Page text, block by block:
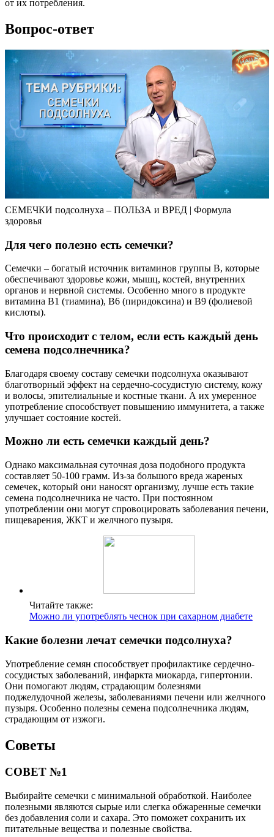
от их потребления.
Вопрос-ответ
СЕМЕЧКИ подсолнуха – ПОЛЬЗА и ВРЕД | Формула
здоровья
Для чего полезно есть семечки?
Семечки – богатый источник витаминов группы В, которые
обеспечивают здоровье кожи, мышц, костей, внутренних
органов и нервной системы. Особенно много в продукте
витамина В1 (тиамина), В6 (пиридоксина) и В9 (фолиевой
кислоты).
Что происходит с телом, если есть каждый день
семена подсолнечника?
Благодаря своему составу семечки подсолнуха оказывают
благотворный эффект на сердечно-сосудистую систему, кожу
и волосы, эпителиальные и костные ткани. А их умеренное
употребление способствует повышению иммунитета, а также
улучшает состояние костей.
Можно ли есть семечки каждый день?
Однако максимальная суточная доза подобного продукта
составляет 50-100 грамм. Из-за большого вреда жареных
семечек, который они наносят организму, лучше есть такие
семена подсолнечника не часто. При постоянном
употреблении они могут спровоцировать заболевания печени,
пищеварения, ЖКТ и желчного пузыря.
Читайте также:
Можно ли употреблять чеснок при сахарном диабете
Какие болезни лечат семечки подсолнуха?
Употребление семян способствует профилактике сердечно-
сосудистых заболеваний, инфаркта миокарда, гипертонии.
Они помогают людям, страдающим болезнями
поджелудочной железы, заболеваниями печени или желчного
пузыря. Особенно полезны семена подсолнечника людям,
страдающим от изжоги.
Советы
СОВЕТ №1
Выбирайте семечки с минимальной обработкой. Наиболее
полезными являются сырые или слегка обжаренные семечки
без добавления соли и сахара. Это поможет сохранить их
питательные вещества и полезные свойства.